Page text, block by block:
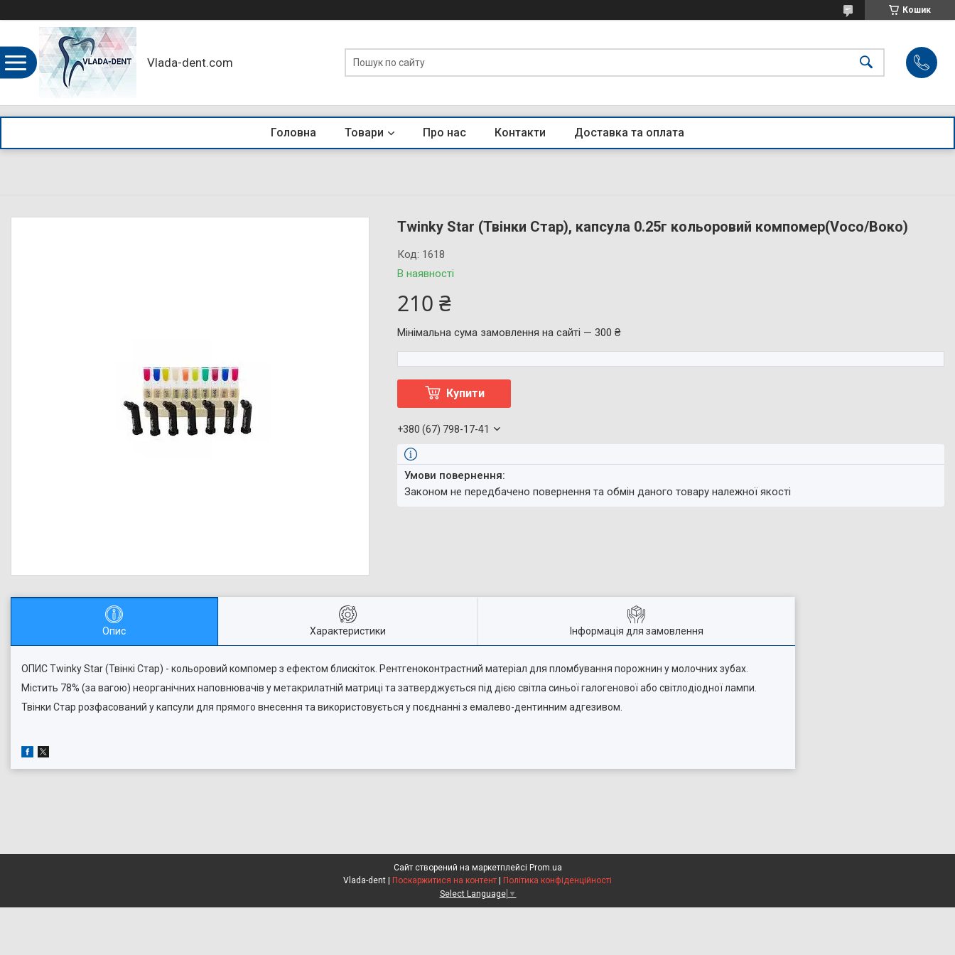
Кошик
Vlada-dent.com
Головна Товари Про нас Контакти Доставка та оплата
Twinky Star (Твінки Стар), капсула 0.25г кольоровий компомер(Voco/Воко)
В наявності
Код: 1618
210 ₴
Мінімальна сума замовлення на сайті — 300 ₴
Купити
+380 (67) 798-17-41
Законом не передбачено повернення та обмін даного товару належної якості
Опис Характеристики Інформація для замовлення
ОПИС Twinky Star (Твінкі Стар) - кольоровий компомер з ефектом блискіток. Рентгеноконтрастний матеріал для пломбування порожнин у молочних зубах.
Містить 78% (за вагою) неорганічних наповнювачів у метакрилатній матриці та затверджується під дією світла синьої галогенової або світлодіодної лампи.
Твінки Стар розфасований у капсули для прямого внесення та використовується у поєднанні з емалево-дентинним адгезивом.
Сайт створений на маркетплейсі Prom.ua
Поскаржитися на контент
Політика конфіденційності
Select Language ▼